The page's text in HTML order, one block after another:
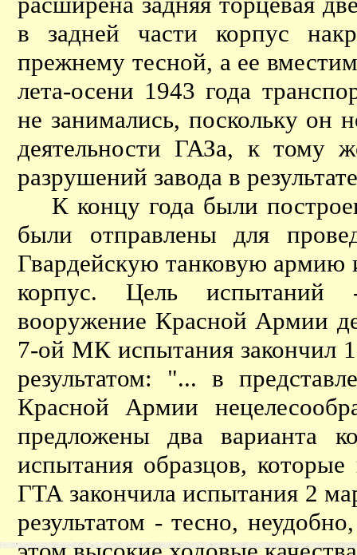
в задней части корпус
прежнему тесной, а ее
лета-осени 1943 года
не занимались, поскольку он
деятельности ГАЗа, к тому
разрушений завода в
К концу года были
были отправлены для
Гвардейскую танковую
корпус. Цель испытаний
вооружение Красной Армии
7-ой МК испытания закончил
результатом: "... в
Красной Армии
предложены два варианта
испытания образцов,
ГТА закончила испытания 2
результатом - тесно,